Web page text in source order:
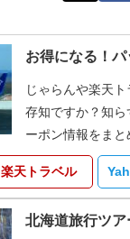
お得になる！
じゃらんや楽天
存知ですか？知
ーポン情報をまと
楽天トラベル
北海道旅行ツア